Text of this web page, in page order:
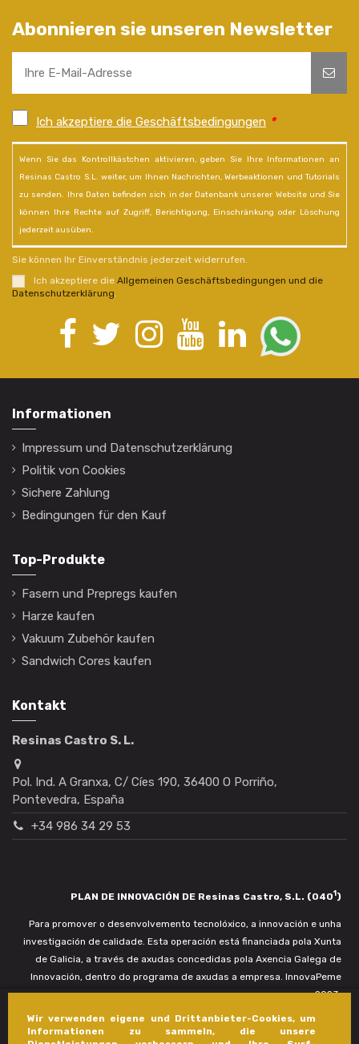
Wir verwenden eigene und Drittanbieter-Cookies, um
Informationen zu sammeln, die unsere
Abonnieren sie unseren Newsletter
Ich akzeptiere die Geschäftsbedingungen *
Wenn Sie das Kontrollkästchen aktivieren, geben Sie Ihre Informationen an
Resinas Castro S.L. weiter, um Ihnen Nachrichten, Werbeaktionen und Tutorials
zu senden. Ihre Daten befinden sich in der Datenbank unserer Website und Sie
können Ihre Rechte auf Zugriff, Berichtigung, Einschränkung oder Löschung
jederzeit ausüben.
Sie können Ihr Einverständnis jederzeit widerrufen.
Ich akzeptiere die Allgemeinen Geschäftsbedingungen und die
Datenschutzerklärung
Informationen
Impressum und Datenschutzerklärung
Politik von Cookies
Sichere Zahlung
Bedingungen für den Kauf
Top-Produkte
Fasern und Prepregs kaufen
Harze kaufen
Vakuum Zubehör kaufen
Sandwich Cores kaufen
Kontakt
Resinas Castro S. L.
Pol. Ind. A Granxa, C/ Cíes 190, 36400 O Porriño,
Pontevedra, España
+34 986 34 29 53
PLAN DE INNOVACIÓN DE Resinas Castro, S.L. (0401)
Para promover o desenvolvemento tecnolóxico, a innovación e unha
investigación de calidade. Esta operación está financiada pola Xunta
de Galicia, a través de axudas concedidas pola Axencia Galega de
Innovación, dentro do programa de axudas a empresa. InnovaPeme
2023.